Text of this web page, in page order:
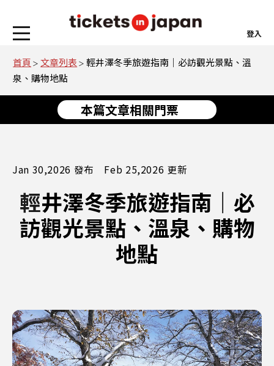
登入
首頁 文章列表
輕井澤冬季旅遊指南｜必訪觀光景點、溫
泉、購物地點
本篇文章相關門票
Jan 30,2026 發布 Feb 25,2026 更新
輕井澤冬季旅遊指南｜必
訪觀光景點、溫泉、購物
地點